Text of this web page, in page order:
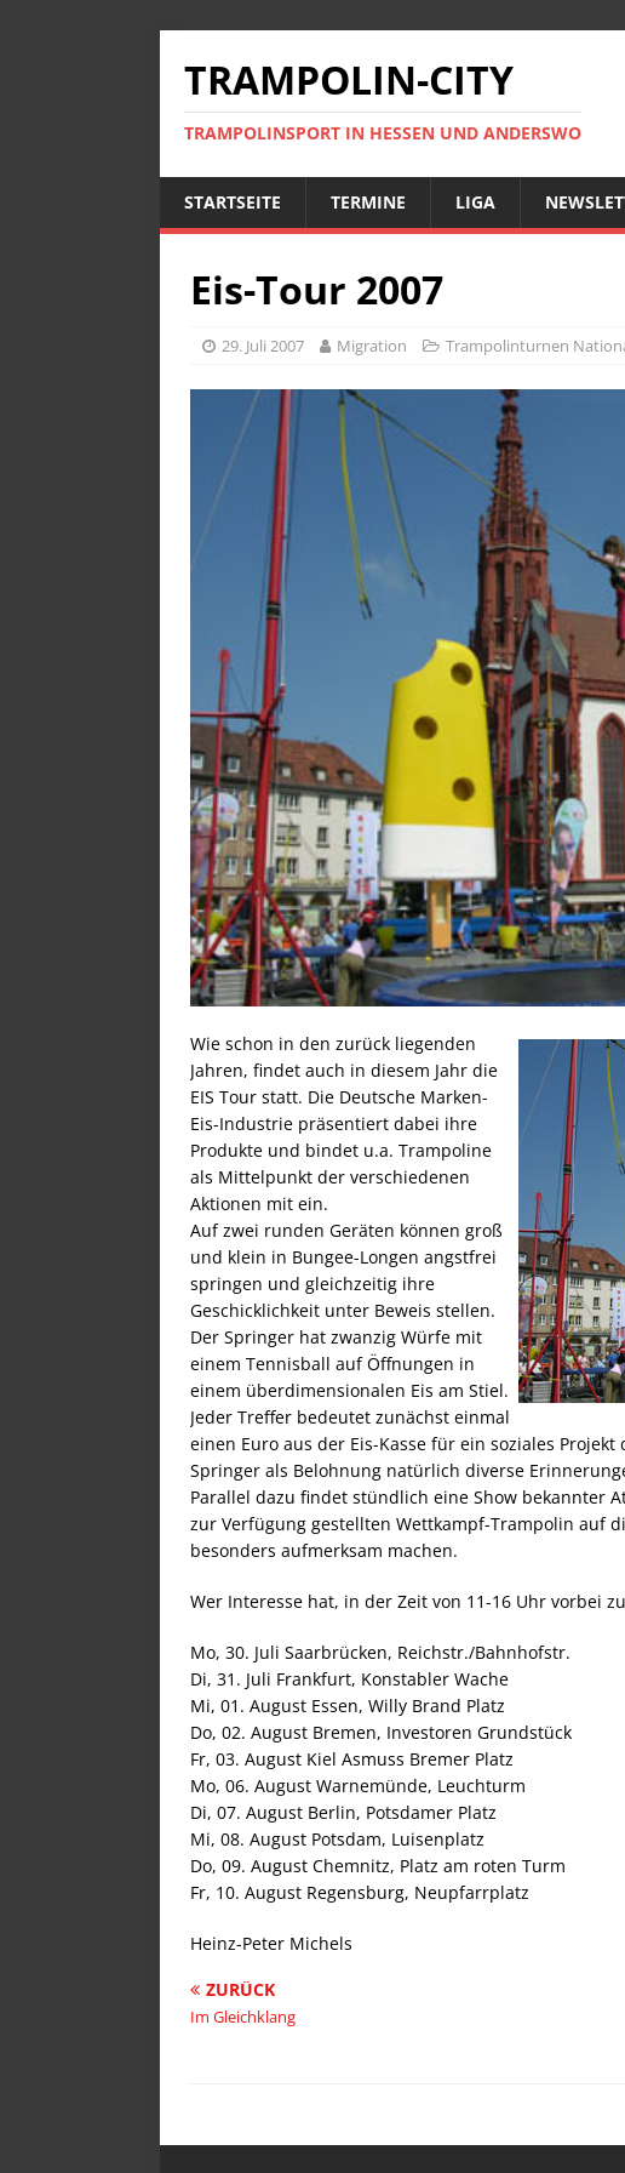
TRAMPOLIN-CITY
TRAMPOLINSPORT IN HESSEN UND ANDERSWO
STARTSEITE TERMINE LIGA
Eis-Tour 2007
29. Juli 2007 Migration Trampolinturnen
Wie schon in den zurück liegenden
Jahren, findet auch in diesem Jahr die
EIS Tour statt. Die Deutsche Marken-
Eis-Industrie präsentiert dabei ihre
Produkte und bindet u.a. Trampoline
als Mittelpunkt der verschiedenen
Aktionen mit ein.
Auf zwei runden Geräten können groß
und klein in Bungee-Longen angstfrei
springen und gleichzeitig ihre
Geschicklichkeit unter Beweis stellen.
Der Springer hat zwanzig Würfe mit
einem Tennisball auf Öffnungen in
einem überdimensionalen Eis am Stiel.
Jeder Treffer bedeutet zunächst einmal
einen Euro aus der Eis-Kasse für ein soziales
Springer als Belohnung natürlich diverse
Parallel dazu findet stündlich eine Show bekannter
zur Verfügung gestellten Wettkampf-Trampolin auf
besonders aufmerksam machen.
Wer Interesse hat, in der Zeit von 11-16 Uhr vorbei
Mo, 30. Juli Saarbrücken, Reichstr./Bahnhofstr.
Di, 31. Juli Frankfurt, Konstabler Wache
Mi, 01. August Essen, Willy Brand Platz
Do, 02. August Bremen, Investoren Grundstück
Fr, 03. August Kiel Asmuss Bremer Platz
Mo, 06. August Warnemünde, Leuchturm
Di, 07. August Berlin, Potsdamer Platz
Mi, 08. August Potsdam, Luisenplatz
Do, 09. August Chemnitz, Platz am roten Turm
Fr, 10. August Regensburg, Neupfarrplatz
Heinz-Peter Michels
ZURÜCK
Im Gleichklang